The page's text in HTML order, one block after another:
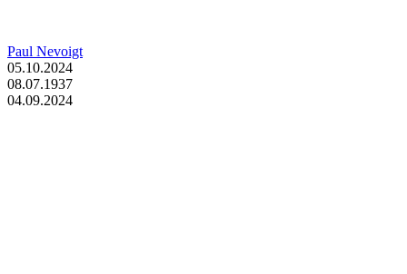
Paul Nevoigt
05.10.2024
08.07.1937
04.09.2024